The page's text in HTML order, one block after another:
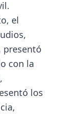
el
presentó
con la
los
,